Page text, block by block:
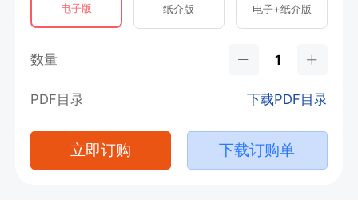
电子版 纸介版 电子+纸介版
数量
PDF目录 下载PDF目录
立即订购 下载订购单